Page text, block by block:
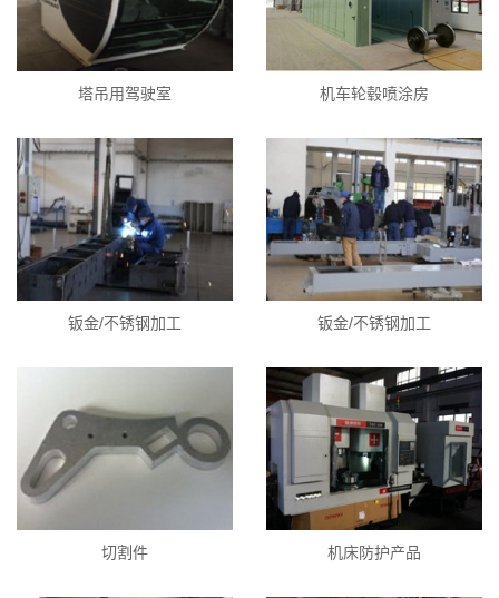
塔吊用驾驶室 机车轮毂喷涂房
钣金/不锈钢加工 钣金/不锈钢加工
切割件 机床防护产品